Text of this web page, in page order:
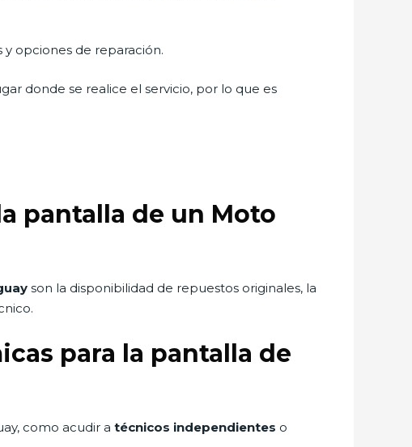
opciones de reparación.
donde se realice el servicio, por lo que es
pantalla de un Moto
son la disponibilidad de repuestos originales, la
para la pantalla de
como acudir a técnicos independientes o